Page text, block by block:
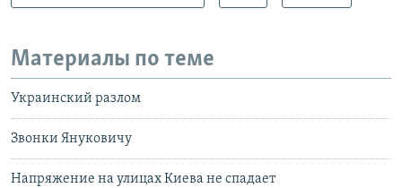
Материалы по теме
Украинский разлом
Звонки Януковичу
Напряжение на улицах Киева не спадает